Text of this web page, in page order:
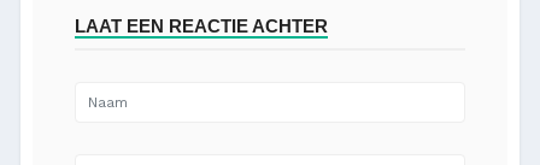
LAAT EEN REACTIE ACHTER